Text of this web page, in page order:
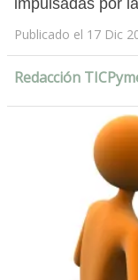
impulsadas por
Publicado el 17 Dic
Redacción